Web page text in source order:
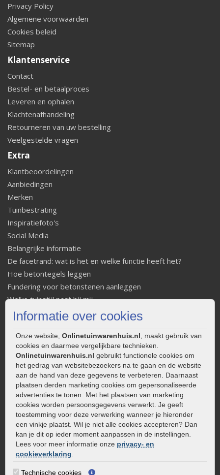
Informatie over cookies
Onze website, Onlinetuinwarenhuis.nl, maakt gebruik van
cookies en daarmee vergelijkbare technieken.
Onlinetuinwarenhuis.nl gebruikt functionele cookies om
het gedrag van websitebezoekers na te gaan en de website
aan de hand van deze gegevens te verbeteren. Daarnaast
plaatsen derden marketing cookies om gepersonaliseerde
advertenties te tonen. Met het plaatsen van marketing
cookies worden persoonsgegevens verwerkt. Je geeft
toestemming voor deze verwerking wanneer je hieronder
een vinkje plaatst. Wil je niet alle cookies accepteren? Dan
kan je dit op ieder moment aanpassen in de instellingen.
Lees voor meer informatie onze privacy- en
cookieverklaring.
Technische cookies
Privacy Policy
Algemene voorwaarden
Cookies beleid
Sitemap
Klantenservice
Contact
Bestel- en betaalproces
Leveren en ophalen
Klachtenafhandeling
Retourneren van uw bestelling
Veelgestelde vragen
Extra
Klantbeoordelingen
Aanbiedingen
Merken
Tuinbestrating
Inspiratiefoto's
Social Media
Belangrijke informatie
De facetrand: wat is het en welke functie heeft het?
Hoe betontegels leggen
Fundering voor betonstenen aanleggen
Welke tuinstijl past bij mij
Strakke tuin inrichten
Onderhoud van gebakken bestrating
Aanlegtips voor gebakken bestrating
Zelf een terras aanleggen
Kleine stadstuin inrichten
0320 – 219170
Kaapstanderweg 41
8243 RB Lelystad
info@onlinetuinwarenhuis.nl
Routebeschrijving